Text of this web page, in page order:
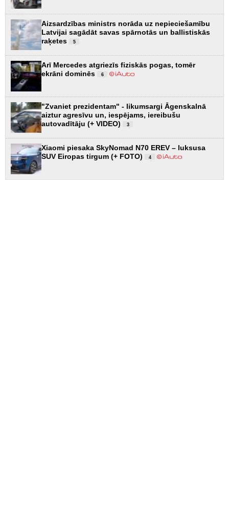
Aizsardzības ministrs norāda uz nepieciešamību
Latvijai sagādāt savas spārnotās un ballistiskās
raķetes
5
Arī Mercedes atgriezīs fiziskās pogas, tomēr
ekrāni dominēs
6
"Zvaniet prezidentam" - likumsargi Āgenskalnā
aiztur agresīvu un, iespējams, iereibušu
autovadītāju (+ VIDEO)
3
Xiaomi piesaka SkyNomad N70 EREV – luksusa
SUV Eiropas tirgum (+ FOTO)
4